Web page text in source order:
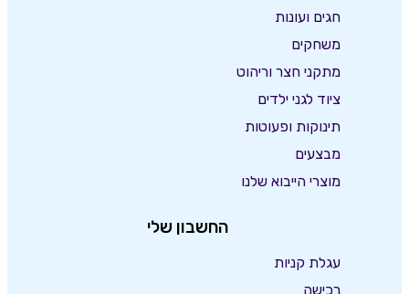
חגים ועונות
משחקים
מתקני חצר וריהוט
ציוד לגני ילדים
תינוקות ופעוטות
מבצעים
מוצרי הייבוא שלנו
החשבון שלי
עגלת קניות
רכישה